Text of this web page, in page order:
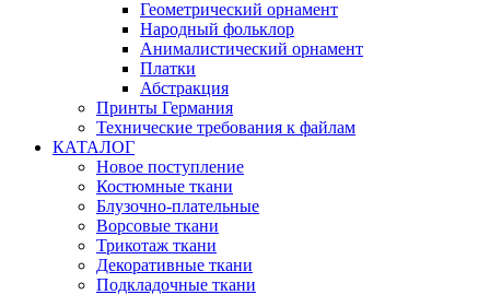
Геометрический орнамент
Народный фольклор
Анималистический орнамент
Платки
Абстракция
Принты Германия
Технические требования к файлам
КАТАЛОГ
Новое поступление
Костюмные ткани
Блузочно-плательные
Ворсовые ткани
Трикотаж ткани
Декоративные ткани
Подкладочные ткани